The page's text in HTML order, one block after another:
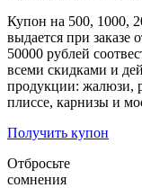
Купон на 500, 1000,
выдается при заказе
50000 рублей
всеми скидками и
продукции: жалюзи,
плиссе, карнизы и
Получить купон
Отбросьте
сомнения